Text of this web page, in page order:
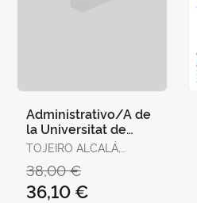
Administrativo/A de
la Universitat de
València. Temario,
Test y Supuestos
Prácti
TOJEIRO ALCALÁ,
38,00 €
36,10 €